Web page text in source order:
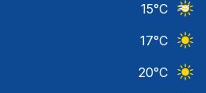
15°C
17°C
20°C